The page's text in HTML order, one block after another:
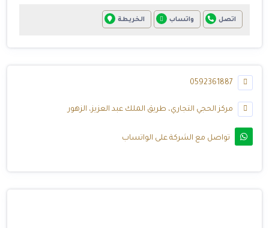
اتصل واتساب الخريطة
مركز الحجي التجاري، طريق الملك عبد العزيز، الزهور
تواصل مع الشركة على الواتساب